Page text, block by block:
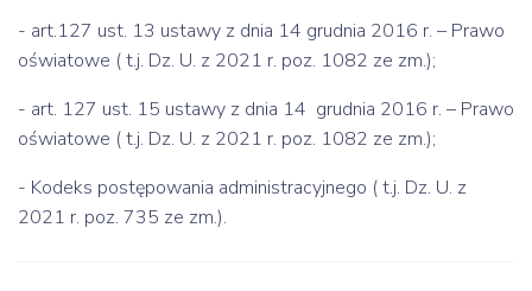
- art.127 ust. 13 ustawy z dnia 14 grudnia 2016 r. – Prawo
oświatowe ( t.j. Dz. U. z 2021 r. poz. 1082 ze zm.);
- art. 127 ust. 15 ustawy z dnia 14 grudnia 2016 r. – Prawo
oświatowe ( t.j. Dz. U. z 2021 r. poz. 1082 ze zm.);
- Kodeks postępowania administracyjnego ( t.j. Dz. U. z
2021 r. poz. 735 ze zm.).